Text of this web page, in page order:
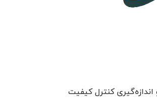
کنترل کیفیت